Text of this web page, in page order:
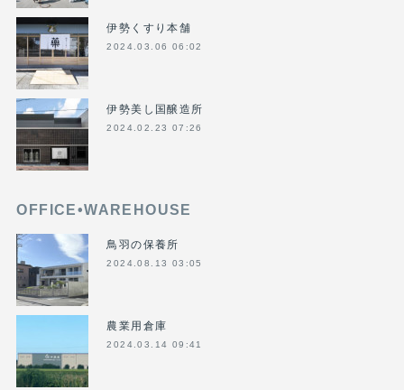
伊勢くすり本舗
2024.03.06 06:02
伊勢美し国醸造所
2024.02.23 07:26
OFFICE•WAREHOUSE
鳥羽の保養所
2024.08.13 03:05
農業用倉庫
2024.03.14 09:41